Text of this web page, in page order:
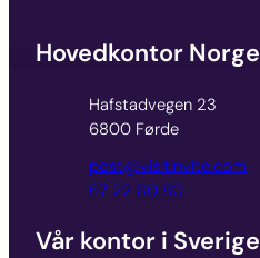
Hovedkontor Norge
Hafstadvegen 23
6800 Førde
post@visitinvite.com
67 22 80 80
Vår kontor i Sverige